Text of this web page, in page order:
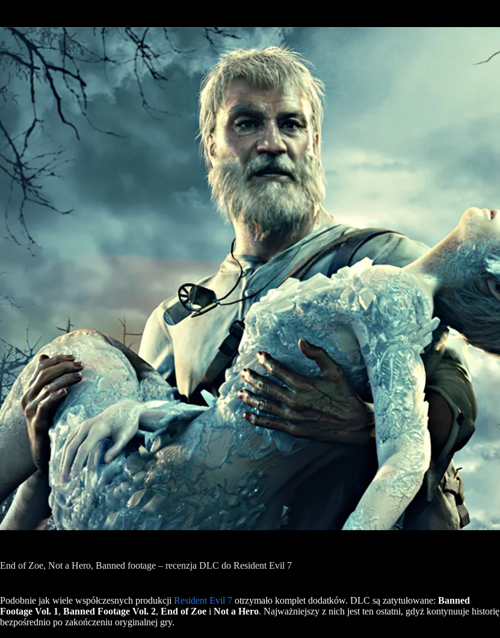
End of Zoe, Not a Hero, Banned footage – recenzja DLC do Resident Evil 7
Podobnie jak wiele współczesnych produkcji Resident Evil 7 otrzymało komplet dodatków. DLC są zatytułowane: Banned
Footage Vol. 1, Banned Footage Vol. 2, End of Zoe i Not a Hero. Najważniejszy z nich jest ten ostatni, gdyż kontynuuje historię
bezpośrednio po zakończeniu oryginalnej gry.